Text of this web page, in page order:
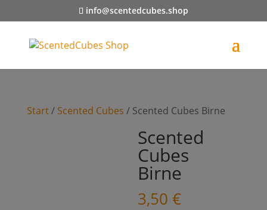
info@scentedcubes.shop
Start/ Scented Cubes / Scented Cubes Birne
Scented
Cubes
Birne
3,50€